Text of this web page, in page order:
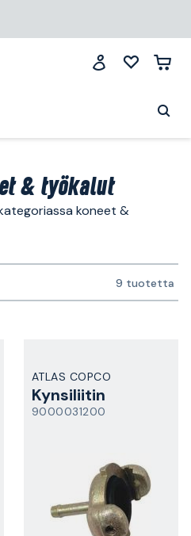
& työkalut
koneet &
9 tuotetta
ATLAS COPCO
Kynsiliitin
9000031200